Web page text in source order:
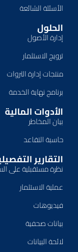
الأسئلة الشائعة
الحلول
إدارة الأصول
ترويج الاستثمار
منتجات إدارة الثروات
برنامج نهاية الخدمة
الأدوات المالية
بيان المخاطر
حاسبة التقاعد
التقارير
نظرة مستقبلية على
عملية الاستثمار
فيديوهات
بيانات صحفية
لائحة البيانات